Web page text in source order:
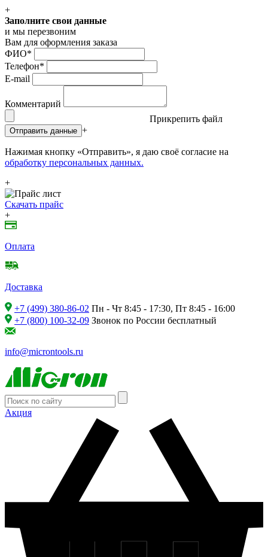
+
Заполните свои данные
и мы перезвоним
Вам для оформления заказа
ФИО*
Телефон*
E-mail
Комментарий
Прикрепить файл
Отправить данные +
Нажимая кнопку «Отправить», я даю своё согласие на
обработку персональных данных.
+
Скачать прайс
+
Оплата
Доставка
+7 (499) 380-86-02 Пн - Чт 8:45 - 17:30, Пт 8:45 - 16:00
+7 (800) 100-32-09 Звонок по России бесплатный
info@microntools.ru
Акция